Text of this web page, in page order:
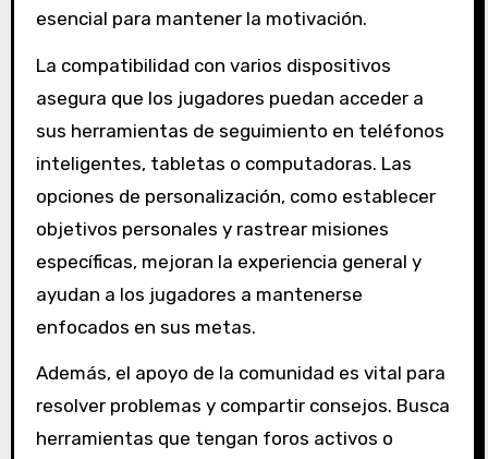
esencial para mantener la motivación.
La compatibilidad con varios dispositivos
asegura que los jugadores puedan acceder a
sus herramientas de seguimiento en teléfonos
inteligentes, tabletas o computadoras. Las
opciones de personalización, como establecer
objetivos personales y rastrear misiones
específicas, mejoran la experiencia general y
ayudan a los jugadores a mantenerse
enfocados en sus metas.
Además, el apoyo de la comunidad es vital para
resolver problemas y compartir consejos. Busca
herramientas que tengan foros activos o